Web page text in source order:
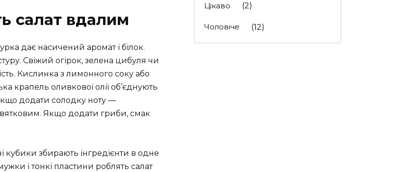
салат вдалим
дає насичений аромат і білок.
Свіжий огірок, зелена цибуля чи
Кислинка з лимонного соку або
крапель оливкової олії об’єднують
додати солодку ноту —
Якщо додати гриби, смак
кубики збирають інгредієнти в одне
і тонкі пластини роблять салат
Цікаво (2)
Чоловіче (12)